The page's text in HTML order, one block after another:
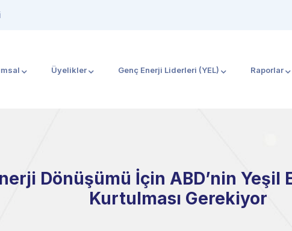
Üyelikler Genç Enerji Liderleri (YEL) Raporlar
Dönüşümü İçin ABD’nin
Kurtulması Gerekiyor